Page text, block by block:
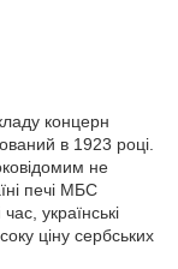
концерн
в 1923 році.
не
печі МБС
українські
ціну сербських